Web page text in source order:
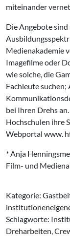
miteinander
Die Angebote
Medienakademie
Imagefilme oder
wie solche, die
Fachleute
bei Ihren Drehs
Hochschulen ihre
Webportal www.
* Anja
Film- und
Kategorie:
Schlagworte:
Dreharbeiten,